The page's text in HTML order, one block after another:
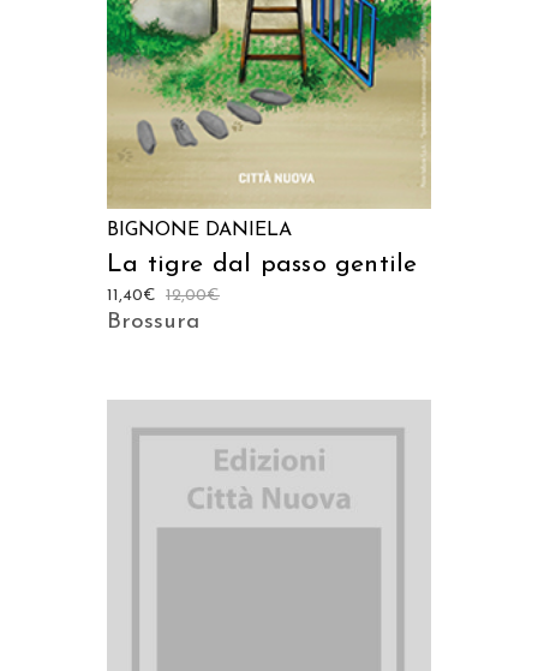
BIGNONE DANIELA
La tigre dal passo gentile
12,00€
11,40€
Brossura